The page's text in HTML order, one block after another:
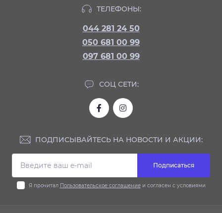
ТЕЛЕФОНЫ:
044 281 24 50
050 681 00 99
097 681 00 99
СОЦ СЕТИ:
ПОДПИСЫВАЙТЕСЬ НА НОВОСТИ И АКЦИИ:
Подписаться
Я прочитал Пользовательское соглашениеи согласен с условиями